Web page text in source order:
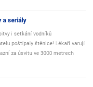
a seriály
i setkání vodníků
poštípaly štěnice! Lékaři varují
za úsvitu ve 3000 metrech